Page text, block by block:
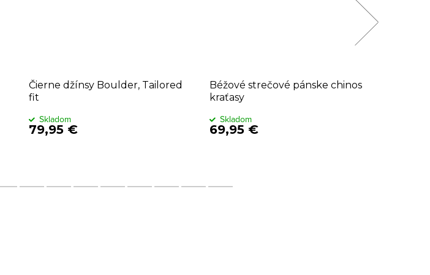
Čierne džínsy Boulder, Tailored
fit
79,95 €
Skladom
Béžové strečové pánske chinos
kraťasy
69,95 €
Skladom